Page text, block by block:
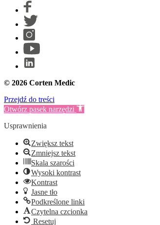
© 2026 Corten Medic
Przejdź do treści
Otwórz pasek narzędzi
Usprawnienia
Zwiększ tekst
Zmniejsz tekst
Skala szarości
Wysoki kontrast
Kontrast
Jasne tło
Podkreślone linki
Czytelna czcionka
Resetuj